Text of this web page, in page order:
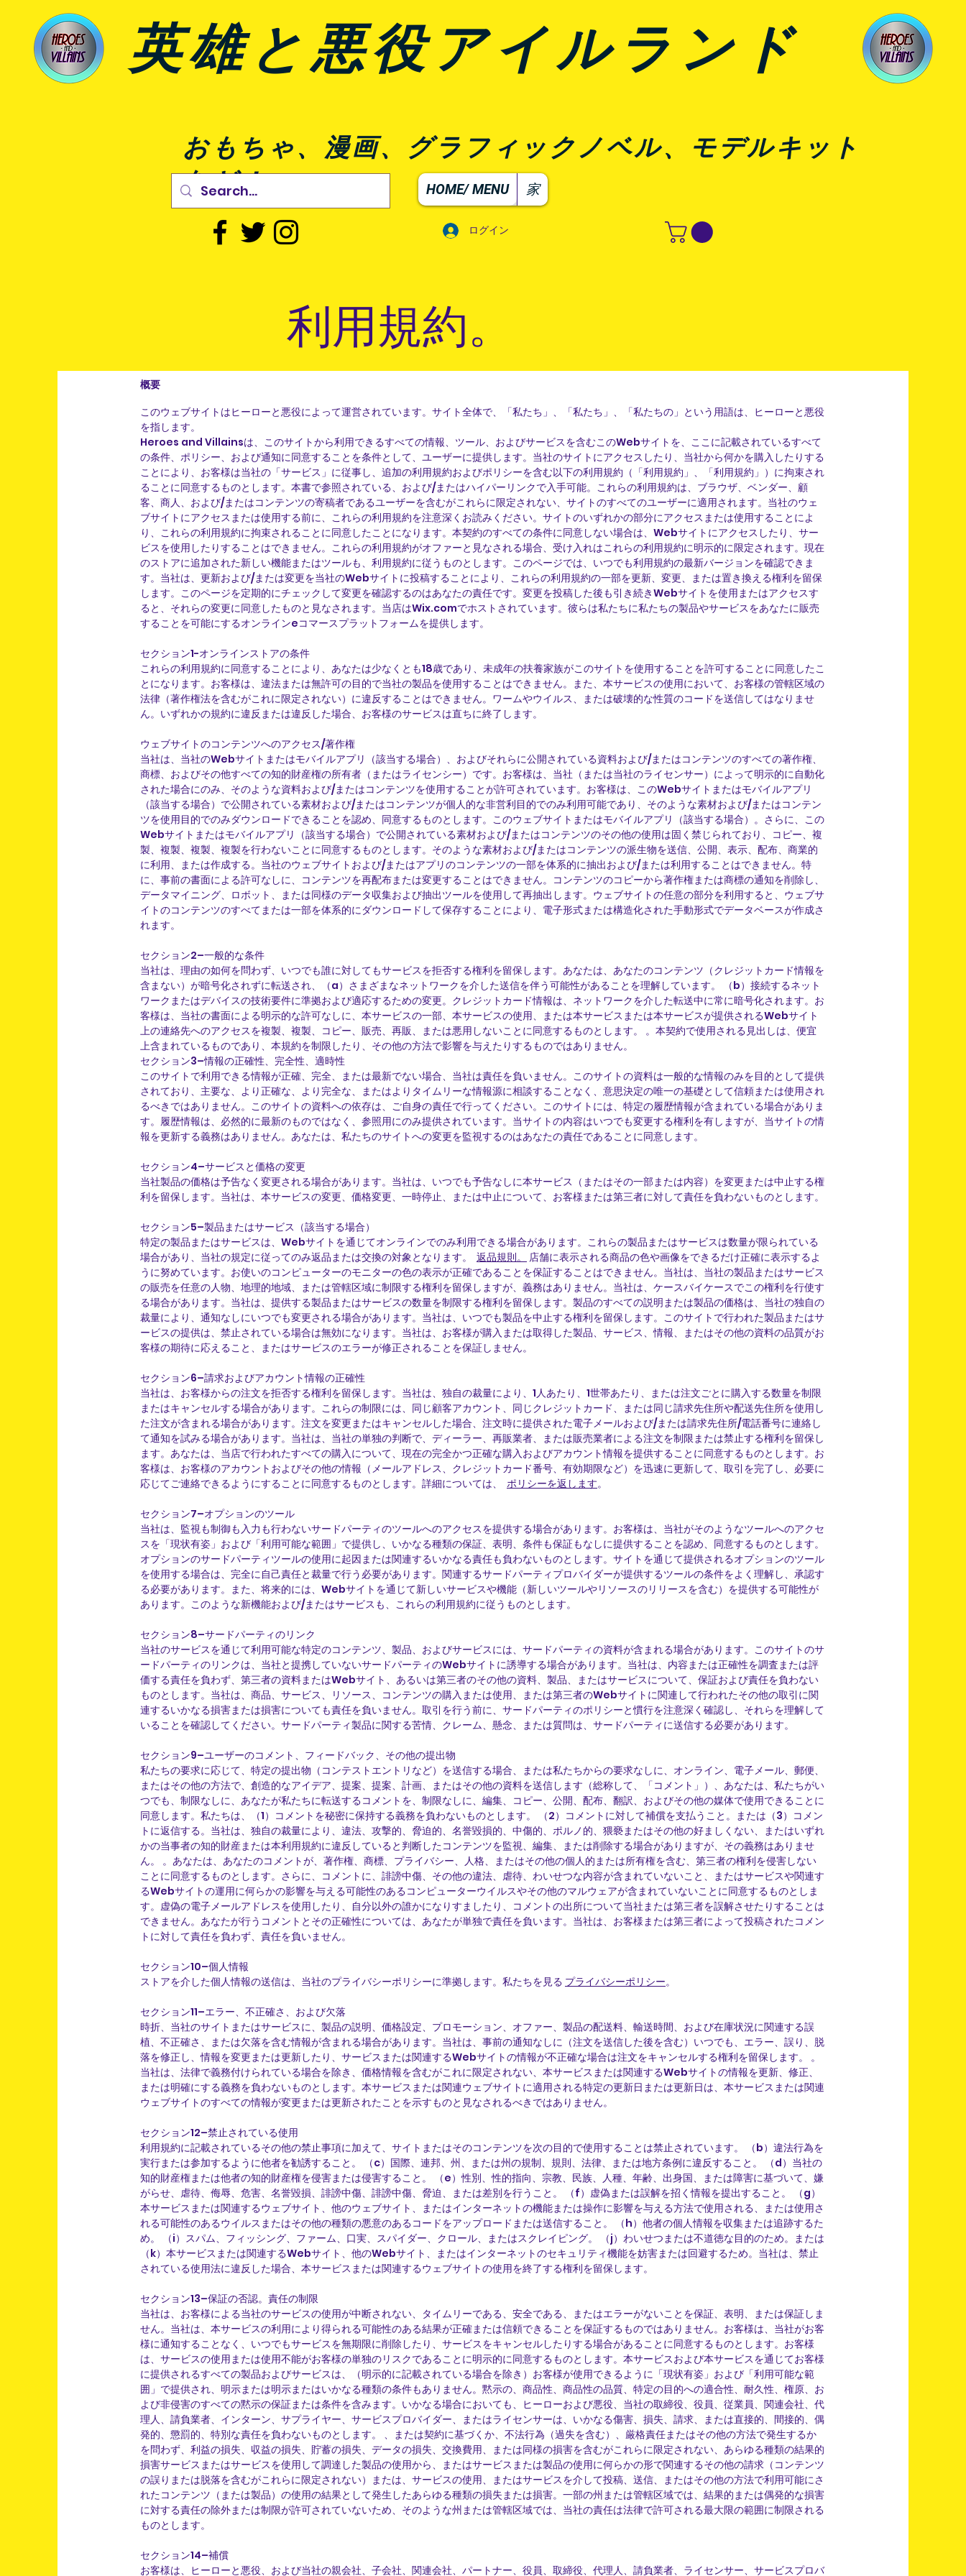
英雄と悪役アイルランド
おもちゃ、漫画、グラフィックノベル、モデルキット
など！
家
HOME/ MENU
ログイン
利用規約。
概要
このウェブサイトはヒーローと悪役によって運営されています。サイト全体で、「私たち」、「私たち」、「私たちの」という用語は、ヒーローと悪役
を指します。
Heroes and Villainsは、このサイトから利用できるすべての情報、ツール、およびサービスを含むこのWebサイトを、ここに記載されているすべて
の条件、ポリシー、および通知に同意することを条件として、ユーザーに提供します。当社のサイトにアクセスしたり、当社から何かを購入したりする
ことにより、お客様は当社の「サービス」に従事し、追加の利用規約およびポリシーを含む以下の利用規約（「利用規約」、「利用規約」）に拘束され
ることに同意するものとします。本書で参照されている、および/またはハイパーリンクで入手可能。これらの利用規約は、ブラウザ、ベンダー、顧
客、商人、および/またはコンテンツの寄稿者であるユーザーを含むがこれらに限定されない、サイトのすべてのユーザーに適用されます。当社のウェ
ブサイトにアクセスまたは使用する前に、これらの利用規約を注意深くお読みください。サイトのいずれかの部分にアクセスまたは使用することによ
り、これらの利用規約に拘束されることに同意したことになります。本契約のすべての条件に同意しない場合は、Webサイトにアクセスしたり、サー
ビスを使用したりすることはできません。これらの利用規約がオファーと見なされる場合、受け入れはこれらの利用規約に明示的に限定されます。現在
のストアに追加された新しい機能またはツールも、利用規約に従うものとします。このページでは、いつでも利用規約の最新バージョンを確認できま
す。当社は、更新および/または変更を当社のWebサイトに投稿することにより、これらの利用規約の一部を更新、変更、または置き換える権利を留保
します。このページを定期的にチェックして変更を確認するのはあなたの責任です。変更を投稿した後も引き続きWebサイトを使用またはアクセスす
ると、それらの変更に同意したものと見なされます。当店はWix.comでホストされています。彼らは私たちに私たちの製品やサービスをあなたに販売
することを可能にするオンラインeコマースプラットフォームを提供します。
セクション1-オンラインストアの条件
これらの利用規約に同意することにより、あなたは少なくとも18歳であり、未成年の扶養家族がこのサイトを使用することを許可することに同意したこ
とになります。お客様は、違法または無許可の目的で当社の製品を使用することはできません。また、本サービスの使用において、お客様の管轄区域の
法律（著作権法を含むがこれに限定されない）に違反することはできません。ワームやウイルス、または破壊的な性質のコードを送信してはなりませ
ん。いずれかの規約に違反または違反した場合、お客様のサービスは直ちに終了します。
ウェブサイトのコンテンツへのアクセス/著作権
当社は、当社のWebサイトまたはモバイルアプリ（該当する場合）、およびそれらに公開されている資料および/またはコンテンツのすべての著作権、
商標、およびその他すべての知的財産権の所有者（またはライセンシー）です。お客様は、当社（または当社のライセンサー）によって明示的に自動化
された場合にのみ、そのような資料および/またはコンテンツを使用することが許可されています。お客様は、このWebサイトまたはモバイルアプリ
（該当する場合）で公開されている素材および/またはコンテンツが個人的な非営利目的でのみ利用可能であり、そのような素材および/またはコンテン
ツを使用目的でのみダウンロードできることを認め、同意するものとします。このウェブサイトまたはモバイルアプリ（該当する場合）。さらに、この
Webサイトまたはモバイルアプリ（該当する場合）で公開されている素材および/またはコンテンツのその他の使用は固く禁じられており、コピー、複
製、複製、複製、複製を行わないことに同意するものとします。そのような素材および/またはコンテンツの派生物を送信、公開、表示、配布、商業的
に利用、または作成する。当社のウェブサイトおよび/またはアプリのコンテンツの一部を体系的に抽出および/または利用することはできません。特
に、事前の書面による許可なしに、コンテンツを再配布または変更することはできません。コンテンツのコピーから著作権または商標の通知を削除し、
データマイニング、ロボット、または同様のデータ収集および抽出ツールを使用して再抽出します。ウェブサイトの任意の部分を利用すると、ウェブサ
イトのコンテンツのすべてまたは一部を体系的にダウンロードして保存することにより、電子形式または構造化された手動形式でデータベースが作成さ
れます。
セクション2–一般的な条件
当社は、理由の如何を問わず、いつでも誰に対してもサービスを拒否する権利を留保します。あなたは、あなたのコンテンツ（クレジットカード情報を
含まない）が暗号化されずに転送され、（a）さまざまなネットワークを介した送信を伴う可能性があることを理解しています。 （b）接続するネット
ワークまたはデバイスの技術要件に準拠および適応するための変更。クレジットカード情報は、ネットワークを介した転送中に常に暗号化されます。お
客様は、当社の書面による明示的な許可なしに、本サービスの一部、本サービスの使用、または本サービスまたは本サービスが提供されるWebサイト
上の連絡先へのアクセスを複製、複製、コピー、販売、再販、または悪用しないことに同意するものとします。 。本契約で使用される見出しは、便宜
上含まれているものであり、本規約を制限したり、その他の方法で影響を与えたりするものではありません。
セクション3–情報の正確性、完全性、適時性
このサイトで利用できる情報が正確、完全、または最新でない場合、当社は責任を負いません。このサイトの資料は一般的な情報のみを目的として提供
されており、主要な、より正確な、より完全な、またはよりタイムリーな情報源に相談することなく、意思決定の唯一の基礎として信頼または使用され
るべきではありません。このサイトの資料への依存は、ご自身の責任で行ってください。このサイトには、特定の履歴情報が含まれている場合がありま
す。履歴情報は、必然的に最新のものではなく、参照用にのみ提供されています。当サイトの内容はいつでも変更する権利を有しますが、当サイトの情
報を更新する義務はありません。あなたは、私たちのサイトへの変更を監視するのはあなたの責任であることに同意します。
セクション4–サービスと価格の変更
当社製品の価格は予告なく変更される場合があります。当社は、いつでも予告なしに本サービス（またはその一部または内容）を変更または中止する権
利を留保します。当社は、本サービスの変更、価格変更、一時停止、または中止について、お客様または第三者に対して責任を負わないものとします。
セクション5–製品またはサービス（該当する場合）
特定の製品またはサービスは、Webサイトを通じてオンラインでのみ利用できる場合があります。これらの製品またはサービスは数量が限られている
場合があり、当社の規定に従ってのみ返品または交換の対象となります。
返品規則。 店舗に表示される商品の色や画像をできるだけ正確に表示するよ
うに努めています。お使いのコンピューターのモニターの色の表示が正確であることを保証することはできません。当社は、当社の製品またはサービス
の販売を任意の人物、地理的地域、または管轄区域に制限する権利を留保しますが、義務はありません。当社は、ケースバイケースでこの権利を行使す
る場合があります。当社は、提供する製品またはサービスの数量を制限する権利を留保します。製品のすべての説明または製品の価格は、当社の独自の
裁量により、通知なしにいつでも変更される場合があります。当社は、いつでも製品を中止する権利を留保します。このサイトで行われた製品またはサ
ービスの提供は、禁止されている場合は無効になります。当社は、お客様が購入または取得した製品、サービス、情報、またはその他の資料の品質がお
客様の期待に応えること、またはサービスのエラーが修正されることを保証しません。
セクション6–請求およびアカウント情報の正確性
当社は、お客様からの注文を拒否する権利を留保します。当社は、独自の裁量により、1人あたり、1世帯あたり、または注文ごとに購入する数量を制限
またはキャンセルする場合があります。これらの制限には、同じ顧客アカウント、同じクレジットカード、または同じ請求先住所や配送先住所を使用し
た注文が含まれる場合があります。注文を変更またはキャンセルした場合、注文時に提供された電子メールおよび/または請求先住所/電話番号に連絡し
て通知を試みる場合があります。当社は、当社の単独の判断で、ディーラー、再販業者、または販売業者による注文を制限または禁止する権利を留保し
ます。あなたは、当店で行われたすべての購入について、現在の完全かつ正確な購入およびアカウント情報を提供することに同意するものとします。お
客様は、お客様のアカウントおよびその他の情報（メールアドレス、クレジットカード番号、有効期限など）を迅速に更新して、取引を完了し、必要に
応じてご連絡できるようにすることに同意するものとします。詳細については、
ポリシーを返します。
セクション7–オプションのツール
当社は、監視も制御も入力も行わないサードパーティのツールへのアクセスを提供する場合があります。お客様は、当社がそのようなツールへのアクセ
スを「現状有姿」および「利用可能な範囲」で提供し、いかなる種類の保証、表明、条件も保証もなしに提供することを認め、同意するものとします。
オプションのサードパーティツールの使用に起因または関連するいかなる責任も負わないものとします。サイトを通じて提供されるオプションのツール
を使用する場合は、完全に自己責任と裁量で行う必要があります。関連するサードパーティプロバイダーが提供するツールの条件をよく理解し、承認す
る必要があります。また、将来的には、Webサイトを通じて新しいサービスや機能（新しいツールやリソースのリリースを含む）を提供する可能性が
あります。このような新機能および/またはサービスも、これらの利用規約に従うものとします。
セクション8–サードパーティのリンク
当社のサービスを通じて利用可能な特定のコンテンツ、製品、およびサービスには、サードパーティの資料が含まれる場合があります。このサイトのサ
ードパーティのリンクは、当社と提携していないサードパーティのWebサイトに誘導する場合があります。当社は、内容または正確性を調査または評
価する責任を負わず、第三者の資料またはWebサイト、あるいは第三者のその他の資料、製品、またはサービスについて、保証および責任を負わない
ものとします。当社は、商品、サービス、リソース、コンテンツの購入または使用、または第三者のWebサイトに関連して行われたその他の取引に関
連するいかなる損害または損害についても責任を負いません。取引を行う前に、サードパーティのポリシーと慣行を注意深く確認し、それらを理解して
いることを確認してください。サードパーティ製品に関する苦情、クレーム、懸念、または質問は、サードパーティに送信する必要があります。
セクション9–ユーザーのコメント、フィードバック、その他の提出物
私たちの要求に応じて、特定の提出物（コンテストエントリなど）を送信する場合、または私たちからの要求なしに、オンライン、電子メール、郵便、
またはその他の方法で、創造的なアイデア、提案、提案、計画、またはその他の資料を送信します（総称して、「コメント」）、あなたは、私たちがい
つでも、制限なしに、あなたが私たちに転送するコメントを、制限なしに、編集、コピー、公開、配布、翻訳、およびその他の媒体で使用できることに
同意します。私たちは、（1）コメントを秘密に保持する義務を負わないものとします。 （2）コメントに対して補償を支払うこと。または（3）コメン
トに返信する。当社は、独自の裁量により、違法、攻撃的、脅迫的、名誉毀損的、中傷的、ポルノ的、猥褻またはその他の好ましくない、またはいずれ
かの当事者の知的財産または本利用規約に違反していると判断したコンテンツを監視、編集、または削除する場合がありますが、その義務はありませ
ん。 。あなたは、あなたのコメントが、著作権、商標、プライバシー、人格、またはその他の個人的または所有権を含む、第三者の権利を侵害しない
ことに同意するものとします。さらに、コメントに、誹謗中傷、その他の違法、虐待、わいせつな内容が含まれていないこと、またはサービスや関連す
るWebサイトの運用に何らかの影響を与える可能性のあるコンピューターウイルスやその他のマルウェアが含まれていないことに同意するものとしま
す。虚偽の電子メールアドレスを使用したり、自分以外の誰かになりすましたり、コメントの出所について当社または第三者を誤解させたりすることは
できません。あなたが行うコメントとその正確性については、あなたが単独で責任を負います。当社は、お客様または第三者によって投稿されたコメン
トに対して責任を負わず、責任を負いません。
セクション10–個人情報
ストアを介した個人情報の送信は、当社のプライバシーポリシーに準拠します。私たちを見る プライバシーポリシー。
セクション11–エラー、不正確さ、および欠落
時折、当社のサイトまたはサービスに、製品の説明、価格設定、プロモーション、オファー、製品の配送料、輸送時間、および在庫状況に関連する誤
植、不正確さ、または欠落を含む情報が含まれる場合があります。当社は、事前の通知なしに（注文を送信した後を含む）いつでも、エラー、誤り、脱
落を修正し、情報を変更または更新したり、サービスまたは関連するWebサイトの情報が不正確な場合は注文をキャンセルする権利を留保します。 。
当社は、法律で義務付けられている場合を除き、価格情報を含むがこれに限定されない、本サービスまたは関連するWebサイトの情報を更新、修正、
または明確にする義務を負わないものとします。本サービスまたは関連ウェブサイトに適用される特定の更新日または更新日は、本サービスまたは関連
ウェブサイトのすべての情報が変更または更新されたことを示すものと見なされるべきではありません。
セクション12–禁止されている使用
利用規約に記載されているその他の禁止事項に加えて、サイトまたはそのコンテンツを次の目的で使用することは禁止されています。 （b）違法行為を
実行または参加するように他者を勧誘すること。 （c）国際、連邦、州、または州の規制、規則、法律、または地方条例に違反すること。 （d）当社の
知的財産権または他者の知的財産権を侵害または侵害すること。 （e）性別、性的指向、宗教、民族、人種、年齢、出身国、または障害に基づいて、嫌
がらせ、虐待、侮辱、危害、名誉毀損、誹謗中傷、誹謗中傷、脅迫、または差別を行うこと。 （f）虚偽または誤解を招く情報を提出すること。 （g）
本サービスまたは関連するウェブサイト、他のウェブサイト、またはインターネットの機能または操作に影響を与える方法で使用される、または使用さ
れる可能性のあるウイルスまたはその他の種類の悪意のあるコードをアップロードまたは送信すること。 （h）他者の個人情報を収集または追跡するた
め。 （i）スパム、フィッシング、ファーム、口実、スパイダー、クロール、またはスクレイピング。 （j）わいせつまたは不道徳な目的のため。または
（k）本サービスまたは関連するWebサイト、他のWebサイト、またはインターネットのセキュリティ機能を妨害または回避するため。当社は、禁止
されている使用法に違反した場合、本サービスまたは関連するウェブサイトの使用を終了する権利を留保します。
セクション13–保証の否認。責任の制限
当社は、お客様による当社のサービスの使用が中断されない、タイムリーである、安全である、またはエラーがないことを保証、表明、または保証しま
せん。当社は、本サービスの利用により得られる可能性のある結果が正確または信頼できることを保証するものではありません。お客様は、当社がお客
様に通知することなく、いつでもサービスを無期限に削除したり、サービスをキャンセルしたりする場合があることに同意するものとします。お客様
は、サービスの使用または使用不能がお客様の単独のリスクであることに明示的に同意するものとします。本サービスおよび本サービスを通じてお客様
に提供されるすべての製品およびサービスは、（明示的に記載されている場合を除き）お客様が使用できるように「現状有姿」および「利用可能な範
囲」で提供され、明示または明示またはいかなる種類の条件もありません。黙示の、商品性、商品性の品質、特定の目的への適合性、耐久性、権原、お
よび非侵害のすべての黙示の保証または条件を含みます。いかなる場合においても、ヒーローおよび悪役、当社の取締役、役員、従業員、関連会社、代
理人、請負業者、インターン、サプライヤー、サービスプロバイダー、またはライセンサーは、いかなる傷害、損失、請求、または直接的、間接的、偶
発的、懲罰的、特別な責任を負わないものとします。 、または契約に基づくか、不法行為（過失を含む）、厳格責任またはその他の方法で発生するか
を問わず、利益の損失、収益の損失、貯蓄の損失、データの損失、交換費用、または同様の損害を含むがこれらに限定されない、あらゆる種類の結果的
損害サービスまたはサービスを使用して調達した製品の使用から、またはサービスまたは製品の使用に何らかの形で関連するその他の請求（コンテンツ
の誤りまたは脱落を含むがこれらに限定されない）または、サービスの使用、またはサービスを介して投稿、送信、またはその他の方法で利用可能にさ
れたコンテンツ（または製品）の使用の結果として発生したあらゆる種類の損失または損害。一部の州または管轄区域では、結果的または偶発的な損害
に対する責任の除外または制限が許可されていないため、そのような州または管轄区域では、当社の責任は法律で許可される最大限の範囲に制限される
ものとします。
セクション14–補償
お客様は、ヒーローと悪役、および当社の親会社、子会社、関連会社、パートナー、役員、取締役、代理人、請負業者、ライセンサー、サービスプロバ